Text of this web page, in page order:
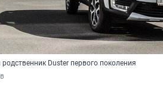
Duster первого поколения